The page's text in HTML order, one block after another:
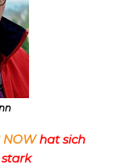
NOWhat sich